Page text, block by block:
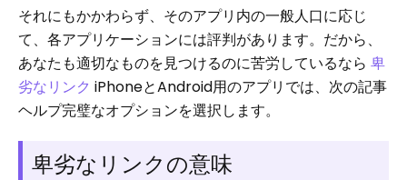
それにもかかわらず、そのアプリ内の一般人口に応じ
て、各アプリケーションには評判があります。だから、
あなたも適切なものを見つけるのに苦労しているなら 卑
劣なリンク iPhoneとAndroid用のアプリでは、次の記事
ヘルプ完璧なオプションを選択します。
卑劣なリンクの意味